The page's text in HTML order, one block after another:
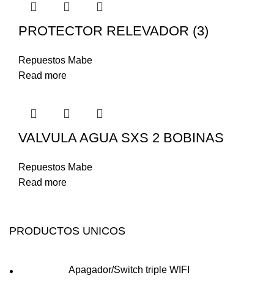
PROTECTOR RELEVADOR (3)
Repuestos Mabe
Read more
VALVULA AGUA SXS 2 BOBINAS
Repuestos Mabe
Read more
PRODUCTOS UNICOS
Apagador/Switch triple WIFI